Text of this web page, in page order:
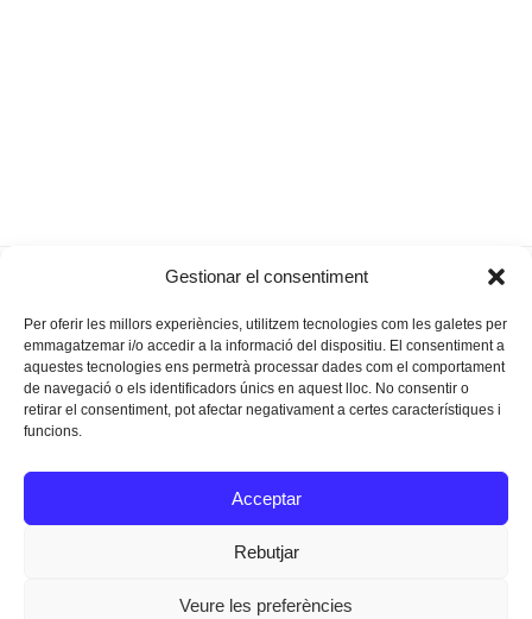
Gestionar el consentiment
Per oferir les millors experiències, utilitzem tecnologies com les galetes per
emmagatzemar i/o accedir a la informació del dispositiu. El consentiment a
aquestes tecnologies ens permetrà processar dades com el comportament
de navegació o els identificadors únics en aquest lloc. No consentir o
retirar el consentiment, pot afectar negativament a certes característiques i
funcions.
Acceptar
Rebutjar
Veure les preferències
terra cap a la mar
next de la Torre dels Enagistes
Instagram
Facebook
Twitter
Texts Legals